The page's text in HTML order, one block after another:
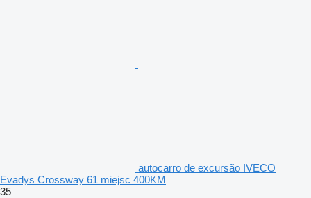
autocarro de excursão IVECO
Evadys Crossway 61 miejsc 400KM
35